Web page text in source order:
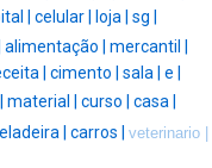
| celular | loja | sg |
alimentação | mercantil |
| cimento | sala | e |
material | curso | casa |
| carros | veterinario |